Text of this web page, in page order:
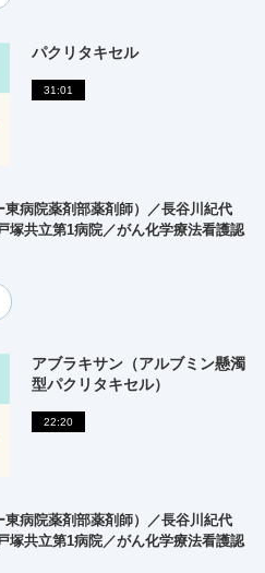
パクリタキセル
31:01
病院薬剤部薬剤師）／長谷川紀代
塚共立第1病院／がん化学療法看護認
アブラキサン（アルブミン懸濁
型パクリタキセル）
22:20
病院薬剤部薬剤師）／長谷川紀代
塚共立第1病院／がん化学療法看護認